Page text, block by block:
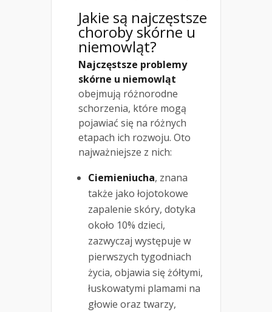
Jakie są najczęstsze
choroby skórne u
niemowląt?
Najczęstsze problemy
skórne u niemowląt
obejmują różnorodne
schorzenia, które mogą
pojawiać się na różnych
etapach ich rozwoju. Oto
najważniejsze z nich:
Ciemieniucha, znana
także jako łojotokowe
zapalenie skóry, dotyka
około 10% dzieci,
zazwyczaj występuje w
pierwszych tygodniach
życia, objawia się żółtymi,
łuskowatymi plamami na
głowie oraz twarzy,